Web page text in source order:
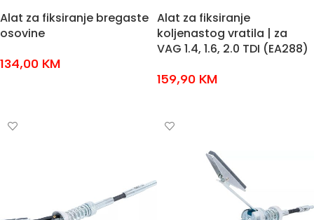
Alat za fiksiranje bregaste
osovine
134,00 KM
Alat za fiksiranje
koljenastog vratila | za
VAG 1.4, 1.6, 2.0 TDI (EA288)
159,90 KM